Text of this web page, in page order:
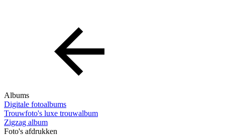
Albums
Digitale fotoalbums
Trouwfoto's luxe trouwalbum
Zigzag album
Foto's afdrukken